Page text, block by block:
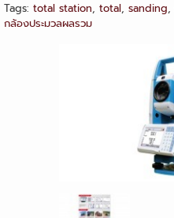
Tags: total station, total, sanding,
กล้องประมวลผลรวม